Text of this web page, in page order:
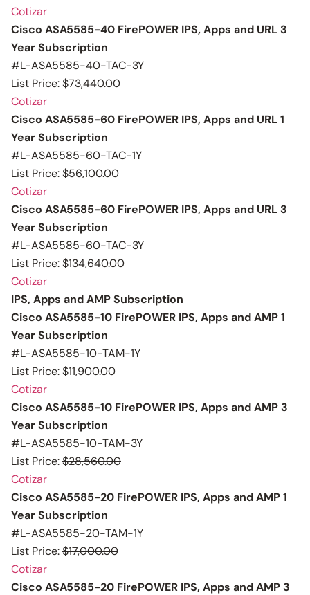
Cotizar
Cisco ASA5585-40 FirePOWER IPS, Apps and URL 3
Year Subscription
#L-ASA5585-40-TAC-3Y
List Price:$73,440.00
Cotizar
Cisco ASA5585-60 FirePOWER IPS, Apps and URL 1
Year Subscription
#L-ASA5585-60-TAC-1Y
List Price:$56,100.00
Cotizar
Cisco ASA5585-60 FirePOWER IPS, Apps and URL 3
Year Subscription
#L-ASA5585-60-TAC-3Y
List Price:$134,640.00
Cotizar
IPS, Apps and AMP Subscription
Cisco ASA5585-10 FirePOWER IPS, Apps and AMP 1
Year Subscription
#L-ASA5585-10-TAM-1Y
List Price:$11,900.00
Cotizar
Cisco ASA5585-10 FirePOWER IPS, Apps and AMP 3
Year Subscription
#L-ASA5585-10-TAM-3Y
List Price:$28,560.00
Cotizar
Cisco ASA5585-20 FirePOWER IPS, Apps and AMP 1
Year Subscription
#L-ASA5585-20-TAM-1Y
List Price:$17,000.00
Cotizar
Cisco ASA5585-20 FirePOWER IPS, Apps and AMP 3